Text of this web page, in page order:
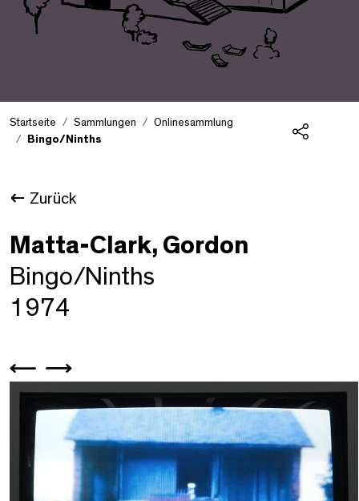
Startseite Sammlungen
Onlinesammlung
Bingo/Ninths
Zurück
Matta-Clark, Gordon
Bingo/Ninths
1974